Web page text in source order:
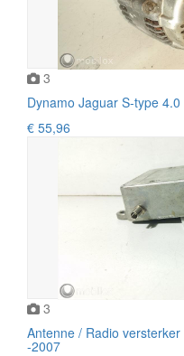
3
Dynamo Jaguar S-type
€ 55,96
3
Antenne / Radio
-2007